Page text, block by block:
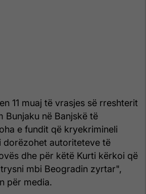
11 muaj të vrasjes së rreshterit
Bunjaku në Banjskë të
e fundit që kryekrimineli
dorëzohet autoriteteve të
dhe për këtë Kurti kërkoi që
mbi Beogradin zyrtar",
për media.